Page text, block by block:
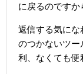
に戻るのですか
返信する気にな
のつかないツー
利、なくても便